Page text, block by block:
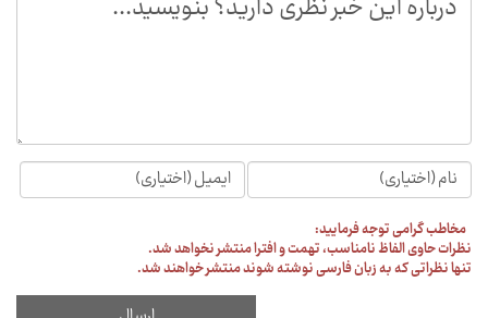
مخاطب گرامی توجه فرمایید:
نظرات حاوی الفاظ نامناسب، تهمت و افترا منتشر نخواهد شد.
تنها نظراتی که به زبان فارسی نوشته شوند منتشر خواهند شد.